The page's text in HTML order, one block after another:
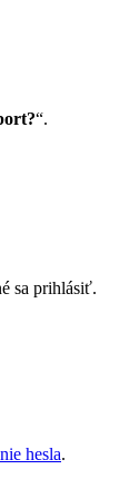
“.
sa prihlásiť.
hesla.